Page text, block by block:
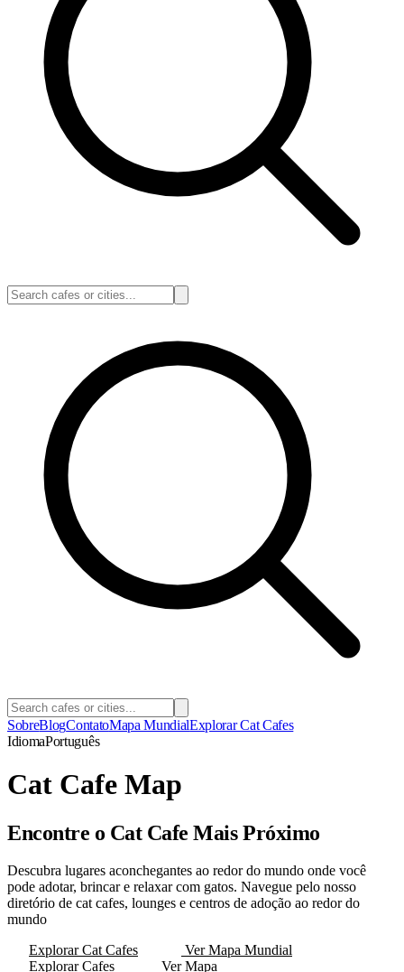
SobreBlogContatoMapa MundialExplorar Cat Cafes
IdiomaPortuguês
Cat Cafe Map
Encontre o Cat Cafe Mais Próximo
Descubra lugares aconchegantes ao redor do mundo onde você
pode adotar, brincar e relaxar com gatos. Navegue pelo nosso
diretório de cat cafes, lounges e centros de adoção ao redor do
mundo
Explorar Cat Cafes
Ver Mapa Mundial
Explorar Cafes
Ver Mapa